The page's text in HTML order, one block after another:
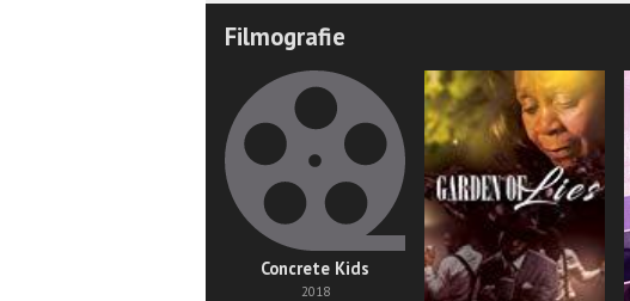
Filmografie
Concrete Kids
2018